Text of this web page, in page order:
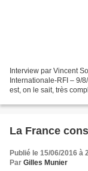
Interview par Vincent
Internationale-RFI – 9/
est, on le sait, très
La France
Publié le 15/06/2016 à
Par Gilles Munier